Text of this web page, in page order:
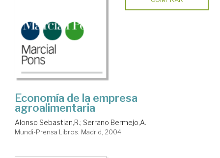
Economía de la empresa
agroalimentaria
Alonso Sebastian,R.; Serrano Bermejo,A.
Mundi-Prensa Libros. Madrid, 2004